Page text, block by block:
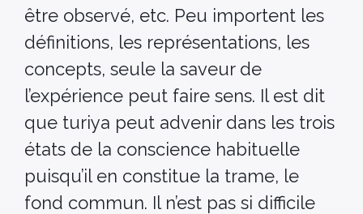
être observé, etc. Peu importent les
définitions, les représentations, les
concepts, seule la saveur de
l’expérience peut faire sens. Il est dit
que turiya peut advenir dans les trois
états de la conscience habituelle
puisqu’il en constitue la trame, le
fond commun. Il n’est pas si difficile